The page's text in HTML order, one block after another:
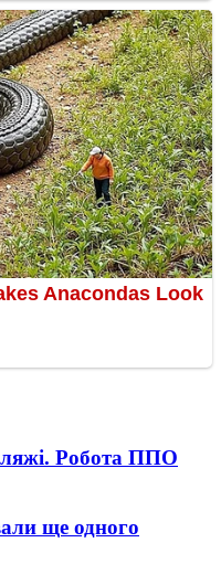
Робота ППО
ще одного